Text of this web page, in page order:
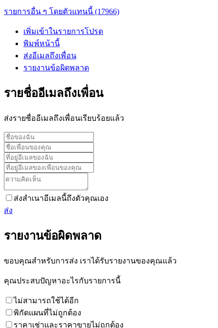
รายการอื่น ๆ โดยตัวแทนนี้ (17966)
เพิ่มเข้าในรายการโปรด
พิมพ์หน้านี้
ส่งอีเมลถึงเพื่อน
รายงานข้อผิดพลาด
รายชื่ออีเมลถึงเพื่อน
ส่งรายชื่ออีเมลถึงเพื่อนเรียบร้อยแล้ว
ส่งสำเนาอีเมลนี้ถึงตัวคุณเอง
ส่ง
รายงานข้อผิดพลาด
ขอบคุณสำหรับการส่ง เราได้รับรายงานของคุณแล้ว
คุณประสบปัญหาอะไรกับรายการนี้
ไม่สามารถใช้ได้อีก
พิกัดแผนที่ไม่ถูกต้อง
ราคาเช่าและราคาขายไม่ถูกต้อง